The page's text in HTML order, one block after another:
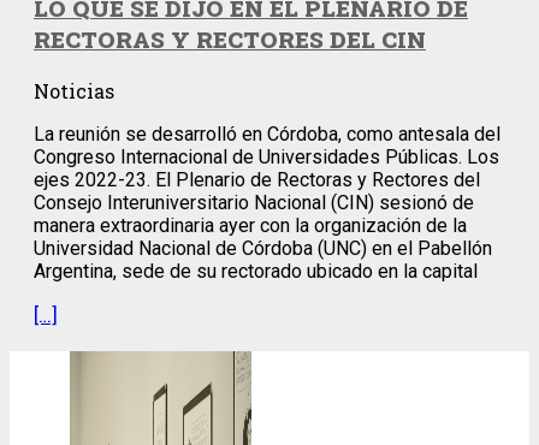
LO QUE SE DIJO EN EL PLENARIO DE
RECTORAS Y RECTORES DEL CIN
Noticias
La reunión se desarrolló en Córdoba, como antesala del
Congreso Internacional de Universidades Públicas. Los
ejes 2022-23. El Plenario de Rectoras y Rectores del
Consejo Interuniversitario Nacional (CIN) sesionó de
manera extraordinaria ayer con la organización de la
Universidad Nacional de Córdoba (UNC) en el Pabellón
Argentina, sede de su rectorado ubicado en la capital
[…]